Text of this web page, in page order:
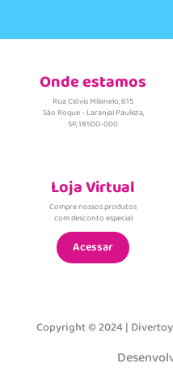
Onde estamos
Rua Clóvis Milanelo, 615
São Roque - Laranjal Paulista,
SP, 18500-000
Loja Virtual
Compre nossos produtos
com desconto especial
Acessar
Copyright © 2024 |